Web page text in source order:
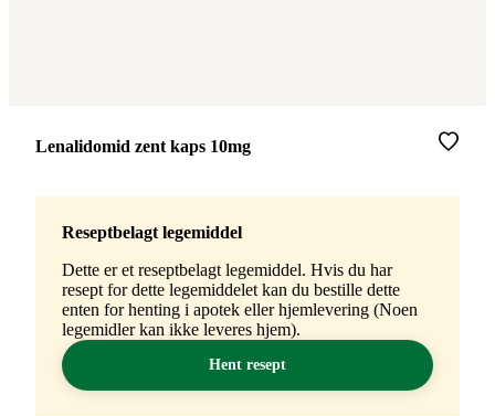
Merke:
Lenalidomid zent kaps 10mg
Reseptbelagt legemiddel
Dette er et reseptbelagt legemiddel. Hvis du har
resept for dette legemiddelet kan du bestille dette
enten for henting i apotek eller hjemlevering (Noen
legemidler kan ikke leveres hjem).
Hent resept